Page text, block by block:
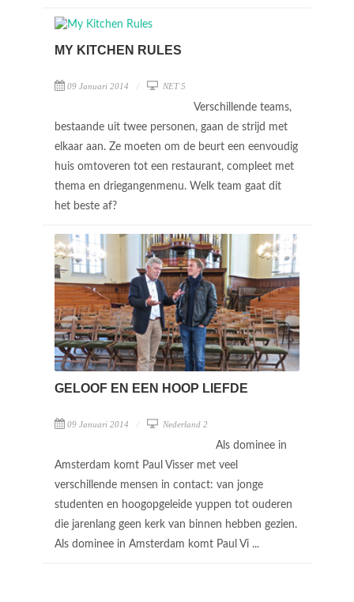
MY KITCHEN RULES
09 Januari 2014 NET 5
Verschillende teams,
bestaande uit twee personen, gaan de strijd met
elkaar aan. Ze moeten om de beurt een eenvoudig
huis omtoveren tot een restaurant, compleet met
thema en driegangenmenu. Welk team gaat dit
het beste af?
GELOOF EN EEN HOOP LIEFDE
09 Januari 2014 Nederland 2
Als dominee in
Amsterdam komt Paul Visser met veel
verschillende mensen in contact: van jonge
studenten en hoogopgeleide yuppen tot ouderen
die jarenlang geen kerk van binnen hebben gezien.
Als dominee in Amsterdam komt Paul Vi ...